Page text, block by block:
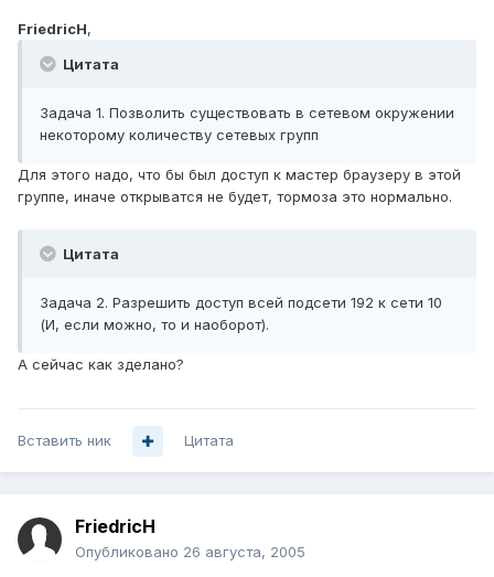
FriedricH,
Цитата
Задача 1. Позволить существовать в сетевом окружении
некоторому количеству сетевых групп
Для этого надо, что бы был доступ к мастер браузеру в этой
группе, иначе открыватся не будет, тормоза это нормально.
Цитата
Задача 2. Разрешить доступ всей подсети 192 к сети 10
(И, если можно, то и наоборот).
А сейчас как зделано?
Вставить ник Цитата
FriedricH
Опубликовано 26 августа, 2005